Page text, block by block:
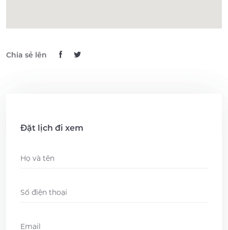
Chia sẻ lên
Đặt lịch đi xem
Name *
Phone
Email